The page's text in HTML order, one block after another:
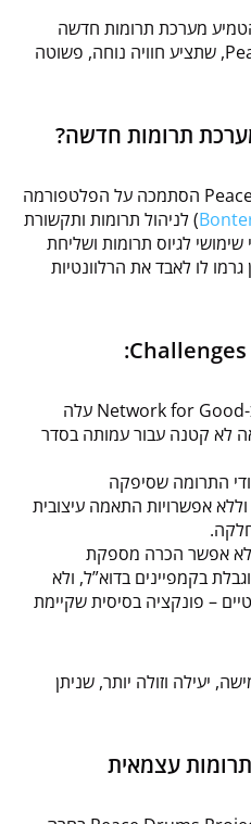
מערכת תרומות חדשה
באתר של Peace Drums Project, שתציע חוויה נוחה, פשוטה
תרומות חדשה?
במשך שנים, Peace Drums Project הסתמכה על הפלטפורמה
) לניהול תרומות ותקשורת
לגיוס תרומות ושליחת
גרמו לו לאבד את הרלוונטיות
שימוש ב-Network for Good עלה
לא קטנה עבור עמותה בסדר
התרומה שסיפקה
אפשרויות התאמה עיצובית
לא אפשר הכרה מספקת
בקמפיינים בדוא”ל, ולא
– פונקציה בסיסית שקיימת
יעילה וזולה יותר, שניתן
עצמאית